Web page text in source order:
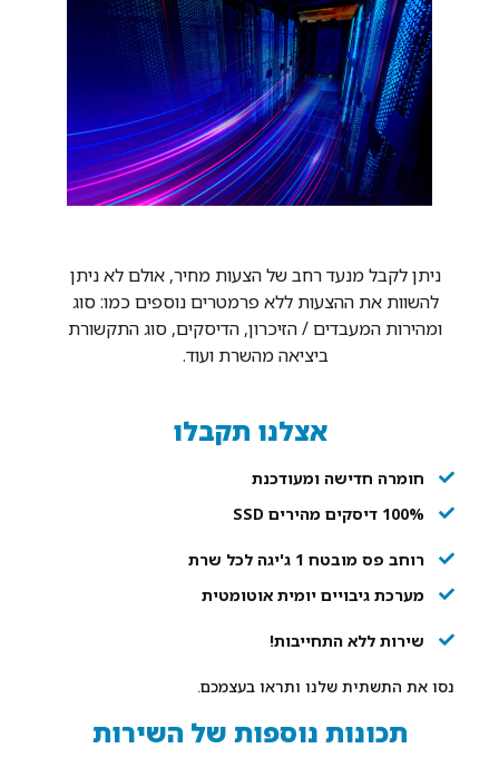
ניתן לקבל מנעד רחב של הצעות מחיר, אולם לא ניתן
להשוות את ההצעות ללא פרמטרים נוספים כמו: סוג
ומהירות המעבדים / הזיכרון, הדיסקים, סוג התקשורת
ביציאה מהשרת ועוד.
אצלנו תקבלו
חומרה חדישה ומעודכנת
100% דיסקים מהירים SSD
רוחב פס מובטח 1 ג'יגה לכל שרת
מערכת גיבויים יומית אוטומטית
שירות ללא התחייבות!
נסו את התשתית שלנו ותראו בעצמכם.
תכונות נוספות של השירות